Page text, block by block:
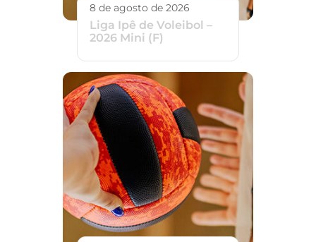
8 de agosto de 2026
Liga Ipê de Voleibol –
2026 Mini (F)